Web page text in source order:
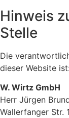
Hinweis
Stelle
Die
dieser Website ist:
W. Wirtz GmbH
Herr Jürgen
Wallerfanger Str.